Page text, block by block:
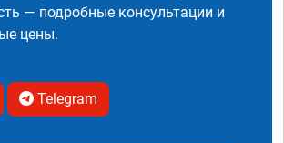
— подробные консультации и
цены.
Telegram